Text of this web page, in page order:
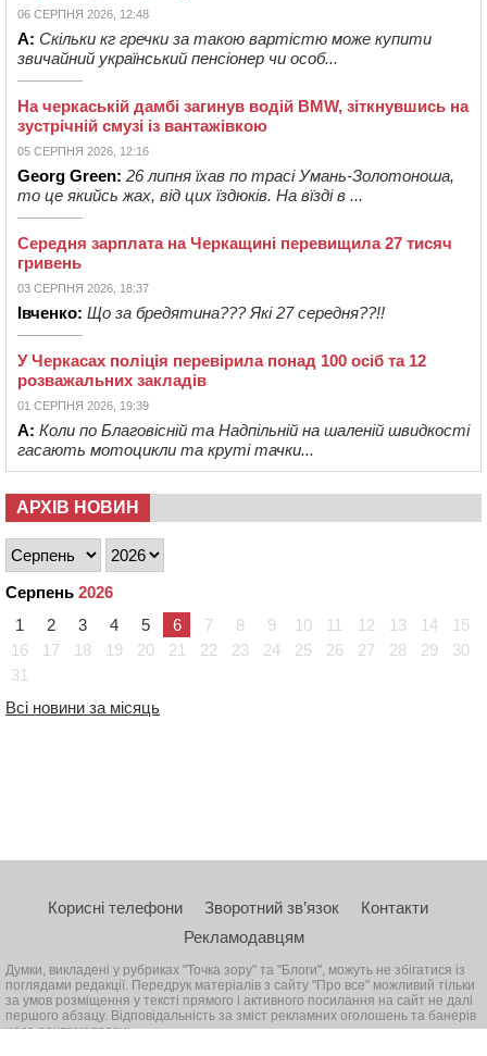
06 СЕРПНЯ 2026, 12:48
А: Скільки кг гречки за такою вартістю може купити
звичайний український пенсіонер чи особ...
На черкаській дамбі загинув водій BMW, зіткнувшись на
зустрічній смузі із вантажівкою
05 СЕРПНЯ 2026, 12:16
Georg Green: 26 липня їхав по трасі Умань-Золотоноша,
то це якийсь жах, від цих їздюків. На вїзді в ...
Середня зарплата на Черкащині перевищила 27 тисяч
гривень
03 СЕРПНЯ 2026, 18:37
Івченко: Що за бредятина??? Які 27 середня??!!
У Черкасах поліція перевірила понад 100 осіб та 12
розважальних закладів
01 СЕРПНЯ 2026, 19:39
А: Коли по Благовісній та Надпільній на шаленій швидкості
гасають мотоцикли та круті тачки...
АРХІВ НОВИН
Серпень 2026
1
2 3 4 5 6 7 8 9 10 11 12 13 14
15
16
17 18 19 20 21 22 23 24 25 26 27 28 29
30
31
Всі новини за місяць
Корисні телефони Зворотний зв’язок
Контакти
Рекламодавцям
Думки, викладені у рубриках "Точка зору" та "Блоги", можуть не збігатися із
поглядами редакції. Передрук матеріалів з сайту "Про все" можливий тільки
за умов розміщення у тексті прямого і активного посилання на сайт не далі
першого абзацу. Відповідальність за зміст рекламних оголошень та банерів
несе рекламодавець